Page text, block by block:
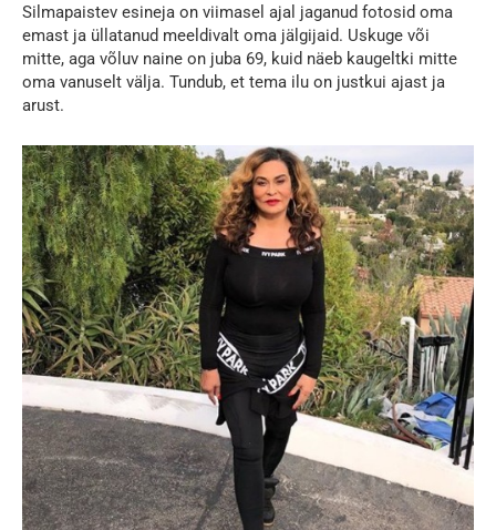
Silmapaistev esineja on viimasel ajal jaganud fotosid oma
emast ja üllatanud meeldivalt oma jälgijaid. Uskuge või
mitte, aga võluv naine on juba 69, kuid näeb kaugeltki mitte
oma vanuselt välja. Tundub, et tema ilu on justkui ajast ja
arust.